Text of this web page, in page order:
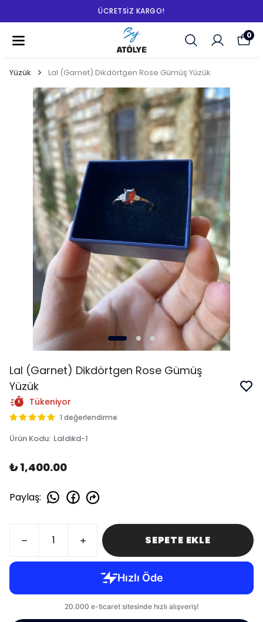
ÜCRETSIZ KARGO!
0
Yüzük Lal (Garnet) Dikdörtgen Rose Gümüş Yüzük
Lal (Garnet) Dikdörtgen Rose Gümüş
Yüzük
Tükeniyor
1 değerlendirme
Ürün Kodu: Laldikd-1
₺ 1,400.00
Paylaş:
SEPETE EKLE